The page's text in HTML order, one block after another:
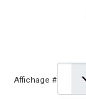
Affichage #